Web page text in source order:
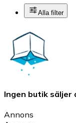
Alla filter
Ingen butik säljer
Annons